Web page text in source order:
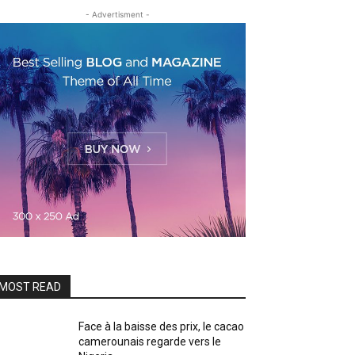
- Advertisment -
READ
Face à la baisse des prix, le cacao
camerounais regarde vers le